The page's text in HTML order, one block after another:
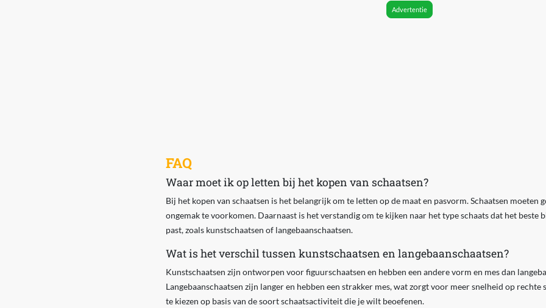
Advertentie
FAQ
Waar moet ik op letten bij het kopen van schaatsen?
Bij het kopen van schaatsen is het belangrijk om te letten op de maat en pasvorm. Schaatsen moeten
ongemak te voorkomen. Daarnaast is het verstandig om te kijken naar het type schaats dat het beste
past, zoals kunstschaatsen of langebaanschaatsen.
Wat is het verschil tussen kunstschaatsen en langebaanschaatsen?
Kunstschaatsen zijn ontworpen voor figuurschaatsen en hebben een andere vorm en mes dan
Langebaanschaatsen zijn langer en hebben een strakker mes, wat zorgt voor meer snelheid op
te kiezen op basis van de soort schaatsactiviteit die je wilt beoefenen.